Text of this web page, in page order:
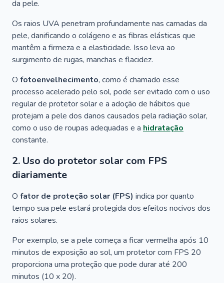
da pele.
Os raios UVA penetram profundamente nas camadas da
pele, danificando o colágeno e as fibras elásticas que
mantêm a firmeza e a elasticidade. Isso leva ao
surgimento de rugas, manchas e flacidez.
O fotoenvelhecimento, como é chamado esse
processo acelerado pelo sol, pode ser evitado com o uso
regular de protetor solar e a adoção de hábitos que
protejam a pele dos danos causados pela radiação solar,
como o uso de roupas adequadas e a hidratação
constante.
2. Uso do protetor solar com FPS
diariamente
O fator de proteção solar (FPS) indica por quanto
tempo sua pele estará protegida dos efeitos nocivos dos
raios solares.
Por exemplo, se a pele começa a ficar vermelha após 10
minutos de exposição ao sol, um protetor com FPS 20
proporciona uma proteção que pode durar até 200
minutos (10 x 20).